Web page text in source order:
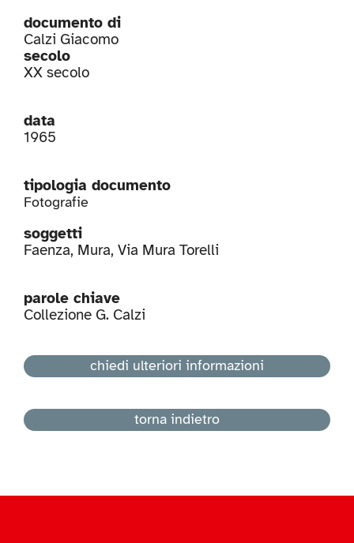
documento di
Calzi Giacomo
secolo
XX secolo
data
1965
tipologia documento
Fotografie
soggetti
Faenza, Mura, Via Mura Torelli
parole chiave
Collezione G. Calzi
chiedi ulteriori informazioni
torna indietro